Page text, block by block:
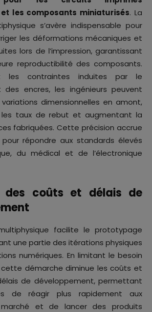
les composants miniaturisés. La
s’avère indispensable pour
les déformations mécaniques et
lors de l’impression, garantissant
reproductibilité des composants.
les contraintes induites par le
des encres, les ingénieurs peuvent
dimensionnelles en amont,
les taux de rebut et augmentant la
fabriquées. Cette précision accrue
répondre aux standards élevés
du médical et de l’électronique
des coûts et délais de
facilite le prototypage
une partie des itérations physiques
numériques. En limitant le besoin
démarche diminue les coûts et
de développement, permettant
de réagir plus rapidement aux
et de lancer des produits